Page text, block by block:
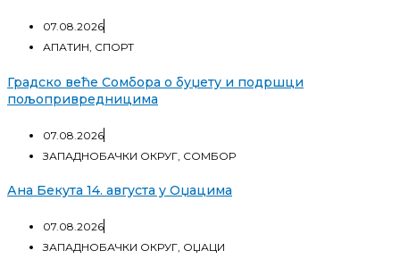
07.08.2026
АПАТИН, СПОРТ
Градско веће Сомбора о буџету и подршци
пољопривредницима
07.08.2026
ЗАПАДНОБАЧКИ ОКРУГ СОМБОР
Ана Бекута 14. августа у Оџацима
07.08.2026
ЗАПАДНОБАЧКИ ОКРУГ ОЏАЦИ